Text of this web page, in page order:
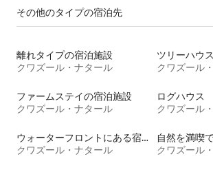
その他のタ⁠イ⁠プ⁠の宿⁠泊⁠先
離れタイプの宿泊施設
クワズール・ナタール
ツリーハウ
クワズール
ファームステイの宿泊施設
クワズール・ナタール
ログハウス
クワズール
ウォーターフロントにある宿泊施設
クワズール・ナタール
クワズール